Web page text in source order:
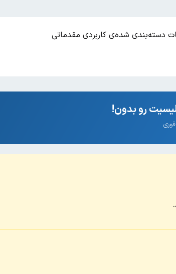
دسته‌بندی شده‌ی کاربردی مقدماتی
رو بدون!